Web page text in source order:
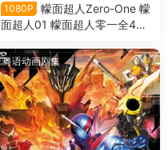
1080P
幪面超人Zero-One 幪
面超人01 幪面超人零一全46
士01 假面骑士零一 粤语版
粤语动画剧集